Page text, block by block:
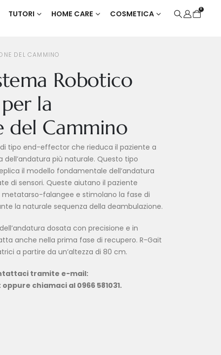
TUTORI HOME CARE COSMETICA 0
DEL CAMMINO
Robotico
la
del Cammino
tipo end-effector che rieduca il paziente a
più naturale. Questo tipo
il modello fondamentale dell’andatura
di sensori. Queste aiutano il paziente
metatarso-falangee e stimolano la fase di
la naturale sequenza della deambulazione.​
dosata con precisione e in
anche nella prima fase di recupero.​ R-Gait
a partire da un’altezza di 80 cm.
tramite e-mail:
chiamaci al 0966 581031.